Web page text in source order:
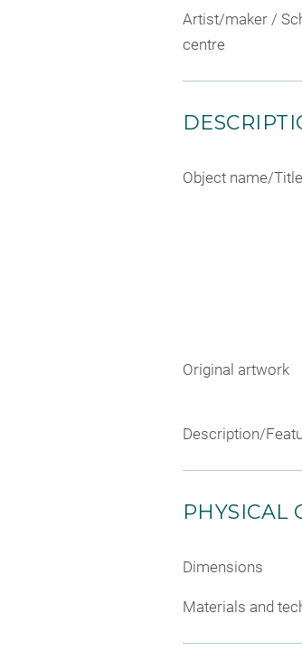
Artist/maker /
centre
Object name/Title
Original artwork
Description/
PHYSICAL
Dimensions
Materials and